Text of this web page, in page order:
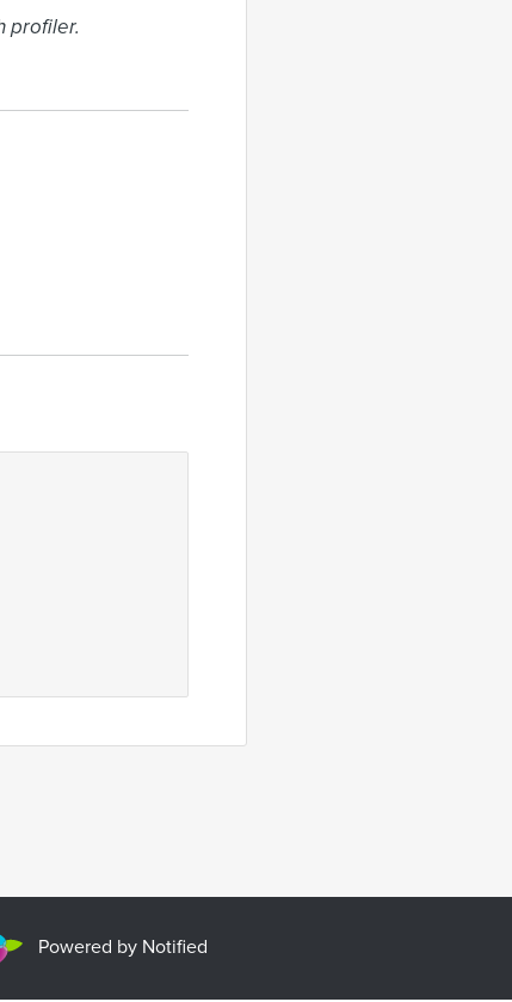
profiler.
Powered by Notified